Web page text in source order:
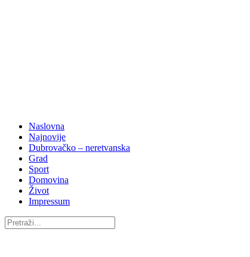
Naslovna
Najnovije
Dubrovačko – neretvanska
Grad
Sport
Domovina
Život
Impressum